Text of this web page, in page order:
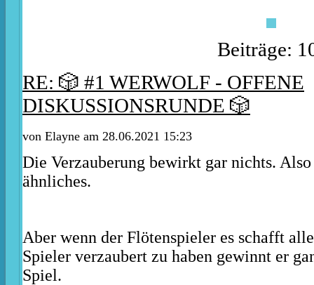
Beiträge:
RE: 🎲 #1 WERWOLF - OFFENE
DISKUSSIONSRUNDE 🎲
von Elayne am 28.06.2021 15:23
Die Verzauberung bewirkt gar nichts.
ähnliches.
Aber wenn der Flötenspieler es schafft
Spieler verzaubert zu haben gewinnt er
Spiel.